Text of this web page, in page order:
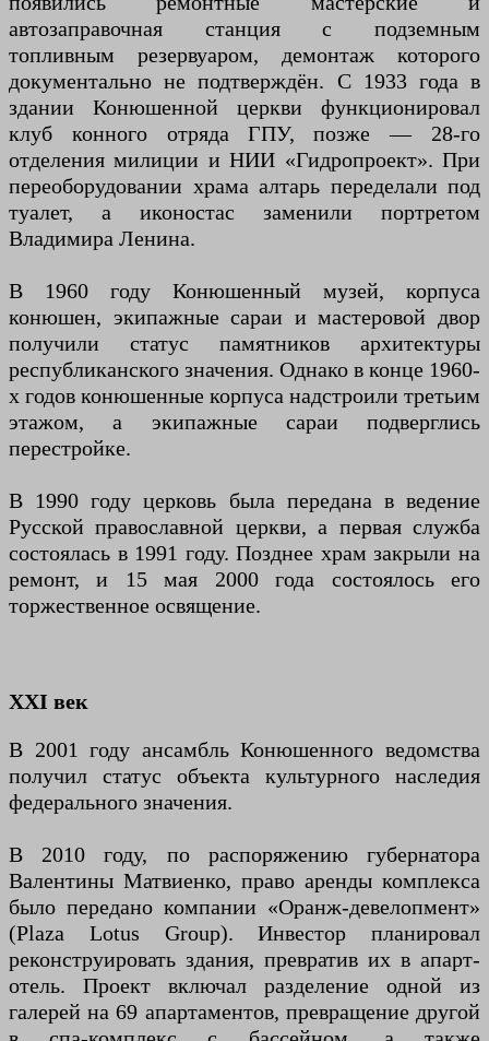
автозаправочная станция с подземным
топливным резервуаром, демонтаж которого
документально не подтверждён. С 1933 года в
здании Конюшенной церкви функционировал
клуб конного отряда ГПУ, позже — 28-го
отделения милиции и НИИ «Гидропроект». При
переоборудовании храма алтарь переделали под
туалет, а иконостас заменили портретом
Владимира Ленина.
В 1960 году Конюшенный музей, корпуса
конюшен, экипажные сараи и мастеровой двор
получили статус памятников архитектуры
республиканского значения. Однако в конце 1960-
х годов конюшенные корпуса надстроили третьим
этажом, а экипажные сараи подверглись
перестройке.
В 1990 году церковь была передана в ведение
Русской православной церкви, а первая служба
состоялась в 1991 году. Позднее храм закрыли на
ремонт, и 15 мая 2000 года состоялось его
торжественное освящение.
XXI век
В 2001 году ансамбль Конюшенного ведомства
получил статус объекта культурного наследия
федерального значения.
В 2010 году, по распоряжению губернатора
Валентины Матвиенко, право аренды комплекса
было передано компании «Оранж-девелопмент»
(Plaza Lotus Group). Инвестор планировал
реконструировать здания, превратив их в апарт-
отель. Проект включал разделение одной из
галерей на 69 апартаментов, превращение другой